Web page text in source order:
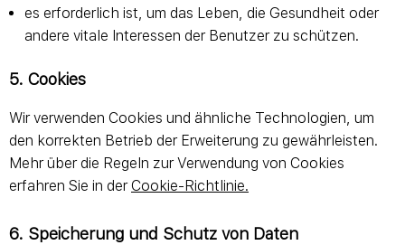
es erforderlich ist, um das Leben, die Gesundheit oder
andere vitale Interessen der Benutzer zu schützen.
5. Cookies
Wir verwenden Cookies und ähnliche Technologien, um
den korrekten Betrieb der Erweiterung zu gewährleisten.
Mehr über die Regeln zur Verwendung von Cookies
erfahren Sie in derCookie-Richtlinie.
6. Speicherung und Schutz von Daten